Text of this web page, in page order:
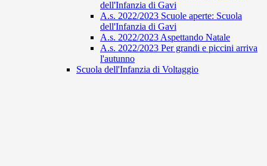
dell'Infanzia di Gavi
A.s. 2022/2023 Scuole aperte: Scuola
dell'Infanzia di Gavi
A.s. 2022/2023 Aspettando Natale
A.s. 2022/2023 Per grandi e piccini arriva
l'autunno
Scuola dell'Infanzia di Voltaggio